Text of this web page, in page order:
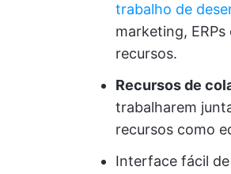
trabalho de
marketing, ERPs
recursos.
Recursos de
trabalharem
recursos como
Interface fácil